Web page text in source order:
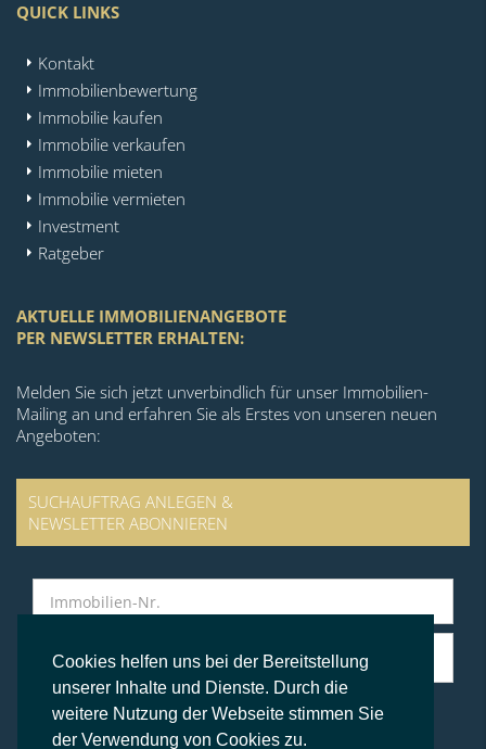
Cookies helfen uns bei der Bereitstellung
unserer Inhalte und Dienste. Durch die
weitere Nutzung der Webseite stimmen Sie
der Verwendung von Cookies zu.
QUICK LINKS
Kontakt
Immobilienbewertung
Immobilie kaufen
Immobilie verkaufen
Immobilie mieten
Immobilie vermieten
Investment
Ratgeber
AKTUELLE IMMOBILIENANGEBOTE
PER NEWSLETTER ERHALTEN:
Melden Sie sich jetzt unverbindlich für unser Immobilien-
Mailing an und erfahren Sie als Erstes von unseren neuen
Angeboten:
SUCHAUFTRAG ANLEGEN &
NEWSLETTER ABONNIEREN